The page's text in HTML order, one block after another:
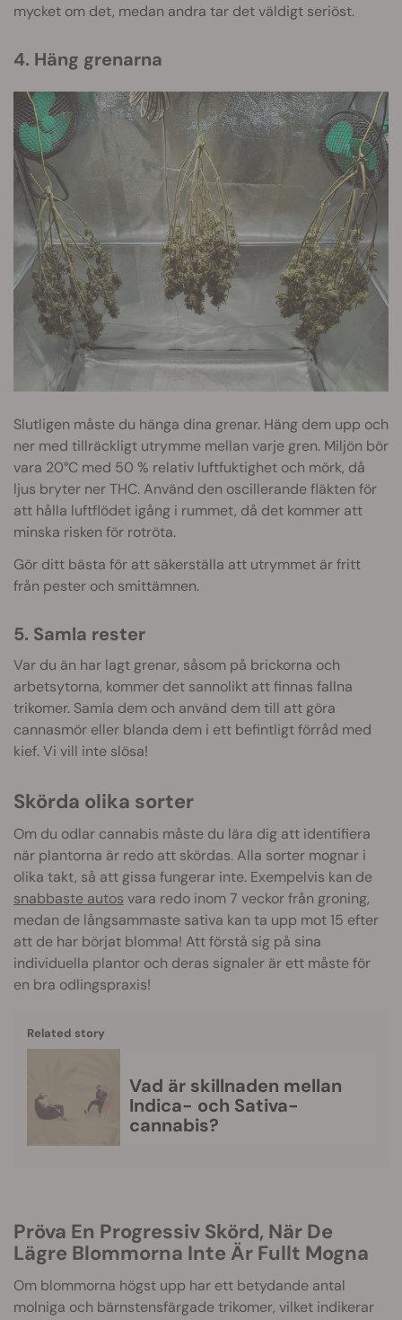
mycket om det, medan andra tar det väldigt seriöst.
4. Häng grenarna
Slutligen måste du hänga dina grenar. Häng dem upp och
ner med tillräckligt utrymme mellan varje gren. Miljön bör
vara 20°C med 50 % relativ luftfuktighet och mörk, då
ljus bryter ner THC. Använd den oscillerande fläkten för
att hålla luftflödet igång i rummet, då det kommer att
minska risken för rotröta.
Gör ditt bästa för att säkerställa att utrymmet är fritt
från pester och smittämnen.
5. Samla rester
Var du än har lagt grenar, såsom på brickorna och
arbetsytorna, kommer det sannolikt att finnas fallna
trikomer. Samla dem och använd dem till att göra
cannasmör eller blanda dem i ett befintligt förråd med
kief. Vi vill inte slösa!
Skörda olika sorter
Om du odlar cannabis måste du lära dig att identifiera
när plantorna är redo att skördas. Alla sorter mognar i
olika takt, så att gissa fungerar inte. Exempelvis kan de
snabbaste autos vara redo inom 7 veckor från groning,
medan de långsammaste sativa kan ta upp mot 15 efter
att de har börjat blomma! Att förstå sig på sina
individuella plantor och deras signaler är ett måste för
en bra odlingspraxis!
Related story
Vad är skillnaden mellan
Indica- och Sativa-
cannabis?
Pröva En Progressiv Skörd, När De
Lägre Blommorna Inte Är Fullt Mogna
Om blommorna högst upp har ett betydande antal
molniga och bärnstensfärgade trikomer, vilket indikerar